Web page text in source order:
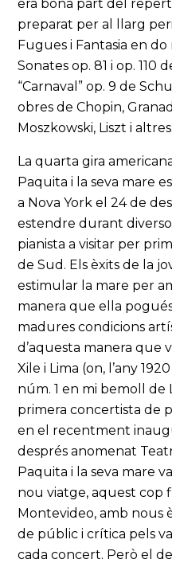
era bona part del
preparat per al llarg
Fugues i Fantasia en
Sonates op. 81 i op. 110
“Carnaval” op. 9 de
obres de Chopin,
Moszkowski, Liszt i altres.
La quarta gira
Paquita i la seva mare
a Nova York el 24 de
estendre durant
pianista a visitar per
de Sud. Els èxits de la
estimular la mare per
manera que ella
madures condicions
d’aquesta manera que
Xile i Lima (on, l’any
núm. 1 en mi bemoll de
primera concertista de
en el recentment
després anomenat
Paquita i la seva mare
nou viatge, aquest cop
Montevideo, amb nous
de públic i crítica pels
cada concert. Però el